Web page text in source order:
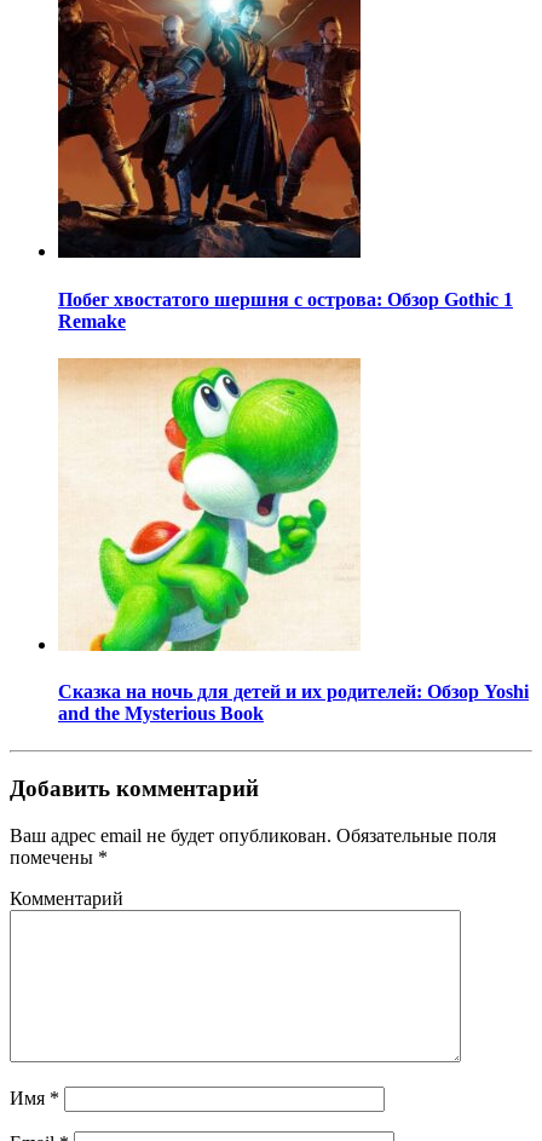
Побег хвостатого шершня с острова: Обзор Gothic 1
Remake
Сказка на ночь для детей и их родителей: Обзор Yoshi
and the Mysterious Book
Добавить комментарий
Ваш адрес email не будет опубликован. Обязательные поля
помечены *
Комментарий
Имя *